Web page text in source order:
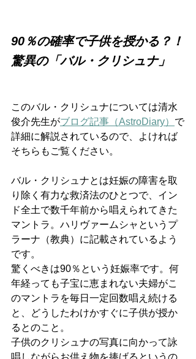
90％の確率で子供を授かる？！
驚異の「バル・クリシュナ」
このバル・クリシュナについては清水
俊介先生がブログ記事（AstroDiary） で
詳細に解説されているので、よければ
そちらもご覧ください。
バル・クリシュナとは妊娠の障害を取
り除く有力な救済法のひとつで、イン
ド全土で数千年前から唱えられてきた
マントラ。ハリヴァームシャというプ
ラーナ（教典）に記載されているよう
です。
驚くべきは90％という妊娠率です。何
年経っても子宝に恵まれない夫婦がこ
のマントラを毎日一定回数唱え続ける
と、どうしたわけかすぐに子供が授か
るとのこと。
子供のクリシュナの写真に向かって詠
唱しながらお供え物を捧げるというの